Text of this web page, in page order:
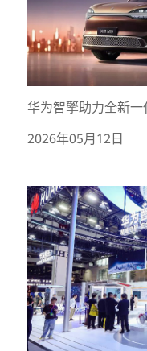
华为智擎助力全新
2026年05月12日